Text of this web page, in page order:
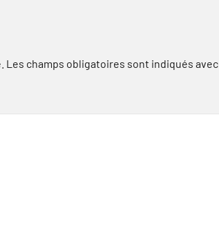
Les champs obligatoires sont indiqués avec